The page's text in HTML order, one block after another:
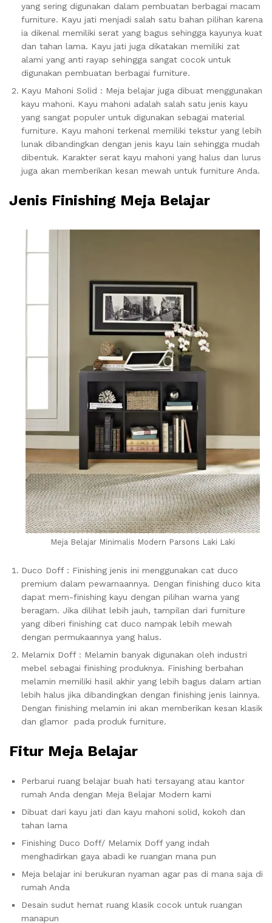
yang sering digunakan dalam pembuatan berbagai macam
furniture. Kayu jati menjadi salah satu bahan pilihan karena
ia dikenal memiliki serat yang bagus sehingga kayunya kuat
dan tahan lama. Kayu jati juga dikatakan memiliki zat
alami yang anti rayap sehingga sangat cocok untuk
digunakan pembuatan berbagai furniture.
Kayu Mahoni Solid : Meja belajar juga dibuat menggunakan
kayu mahoni. Kayu mahoni adalah salah satu jenis kayu
yang sangat populer untuk digunakan sebagai material
furniture. Kayu mahoni terkenal memiliki tekstur yang lebih
lunak dibandingkan dengan jenis kayu lain sehingga mudah
dibentuk. Karakter serat kayu mahoni yang halus dan lurus
juga akan memberikan kesan mewah untuk furniture Anda.
Jenis Finishing Meja Belajar
Meja Belajar Minimalis Modern Parsons Laki Laki
Duco Doff : Finishing jenis ini menggunakan cat duco
premium dalam pewarnaannya. Dengan finishing duco kita
dapat mem-finishing kayu dengan pilihan warna yang
beragam. Jika dilihat lebih jauh, tampilan dari furniture
yang diberi finishing cat duco nampak lebih mewah
dengan permukaannya yang halus.
Melamix Doff : Melamin banyak digunakan oleh industri
mebel sebagai finishing produknya. Finishing berbahan
melamin memiliki hasil akhir yang lebih bagus dalam artian
lebih halus jika dibandingkan dengan finishing jenis lainnya.
Dengan finishing melamin ini akan memberikan kesan klasik
dan glamor pada produk furniture.
Fitur Meja Belajar
Perbarui ruang belajar buah hati tersayang atau kantor
rumah Anda dengan Meja Belajar Modern kami
Dibuat dari kayu jati dan kayu mahoni solid, kokoh dan
tahan lama
Finishing Duco Doff/ Melamix Doff yang indah
menghadirkan gaya abadi ke ruangan mana pun
Meja belajar ini berukuran nyaman agar pas di mana saja di
rumah Anda
Desain sudut hemat ruang klasik cocok untuk ruangan
manapun